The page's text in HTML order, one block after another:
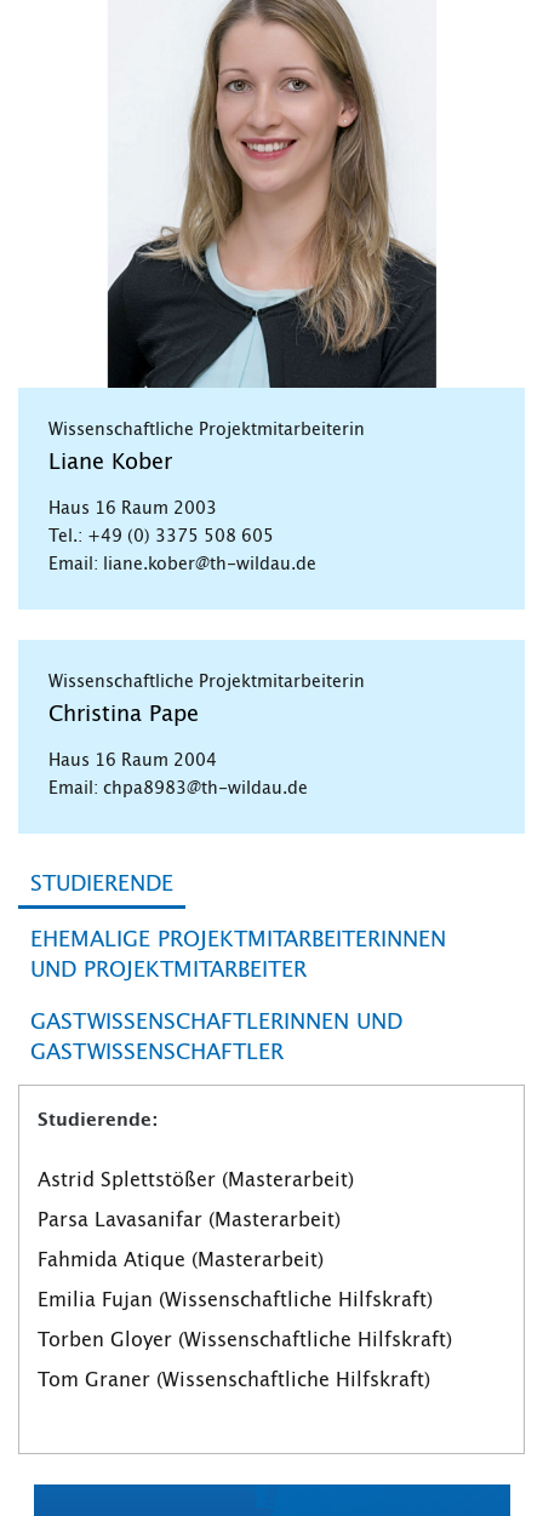
Wissenschaftliche Projektmitarbeiterin
Liane Kober
Haus 16 Raum 2003
Tel.: +49 (0) 3375 508 605
Email: liane.kober@th-wildau.de
Wissenschaftliche Projektmitarbeiterin
Christina Pape
Haus 16 Raum 2004
Email: chpa8983@th-wildau.de
STUDIERENDE
EHEMALIGE PROJEKTMITARBEITERINNEN
UND PROJEKTMITARBEITER
GASTWISSENSCHAFTLERINNEN UND
GASTWISSENSCHAFTLER
Studierende:
Astrid Splettstößer (Masterarbeit)
Parsa Lavasanifar (Masterarbeit)
Fahmida Atique (Masterarbeit)
Emilia Fujan (Wissenschaftliche Hilfskraft)
Torben Gloyer (Wissenschaftliche Hilfskraft)
Tom Graner (Wissenschaftliche Hilfskraft)